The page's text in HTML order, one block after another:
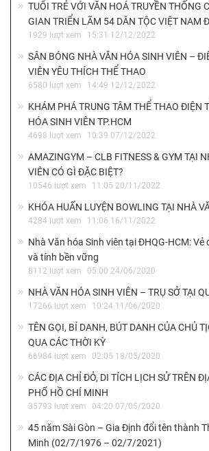
TUỔI TRẺ VỚI VĂN HOÁ TRUYỀN THỐNG
GIAN TRIỂN LÃM 54 DÂN TỘC VIỆT NAM
1929 lượt xem 15:31 12/12/2022
SÂN BÓNG NHÀ VĂN HÓA SINH VIÊN –
VIÊN YÊU THÍCH THỂ THAO
6580 lượt xem 14:49 12/12/2022
KHÁM PHÁ TRUNG TÂM THỂ THAO ĐIỆN
HÓA SINH VIÊN TP.HCM
4698 lượt xem 10:39 07/12/2022
AMAZINGYM – CLB FITNESS & GYM TẠI
VIÊN CÓ GÌ ĐẶC BIỆT?
10546 lượt xem 11:05 20/11/2022
KHÓA HUẤN LUYỆN BOWLING TẠI NHÀ
4284 lượt xem 11:06 16/11/2022
Nhà Văn hóa Sinh viên tại ĐHQG-HCM: Vẻ
và tính bền vững
8112 lượt xem 05:00 24/06/2020
NHÀ VĂN HÓA SINH VIÊN – TRỤ SỞ TẠI
17266 lượt xem 10:24 11/06/2020
TÊN GỌI, BÍ DANH, BÚT DANH CỦA CHỦ
QUA CÁC THỜI KỲ
66984 lượt xem 02:05 18/05/2020
CÁC ĐỊA CHỈ ĐỎ, DI TÍCH LỊCH SỬ TRÊN
PHỐ HỒ CHÍ MINH
35793 lượt xem 04:20 07/05/2020
45 năm Sài Gòn – Gia Định đổi tên thành
Minh (02/7/1976 – 02/7/2021)